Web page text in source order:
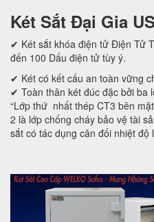
Két Sắt Đại Gia
✔ Két sắt khóa điện tử Điện Tử
đến 100 Dấu điện tử tùy ý.
✔ Két có kết cấu an toàn vững
✔ Toàn thân két đúc đặc bởi ba
“Lớp thứ nhất thép CT3 bên
2 là lớp chống cháy bảo vệ tài
sắt có tác dụng cân đối nhiệt độ